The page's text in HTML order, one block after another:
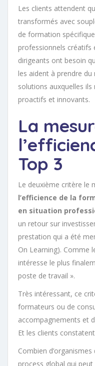
Les clients attendent
transformés avec
de formation
professionnels créatifs
dirigeants ont besoin
les aident à prendre
solutions auxquelles ils
proactifs et innovants.
La
Top 3
Le deuxième critère le
l’efficience de la
en situation
un retour sur
prestation qui a été
On Learning). Comme
intéresse le plus
poste de travail ».
Très intéressant, ce
formateurs ou de
accompagnements et
Et les clients
Combien
process global qui